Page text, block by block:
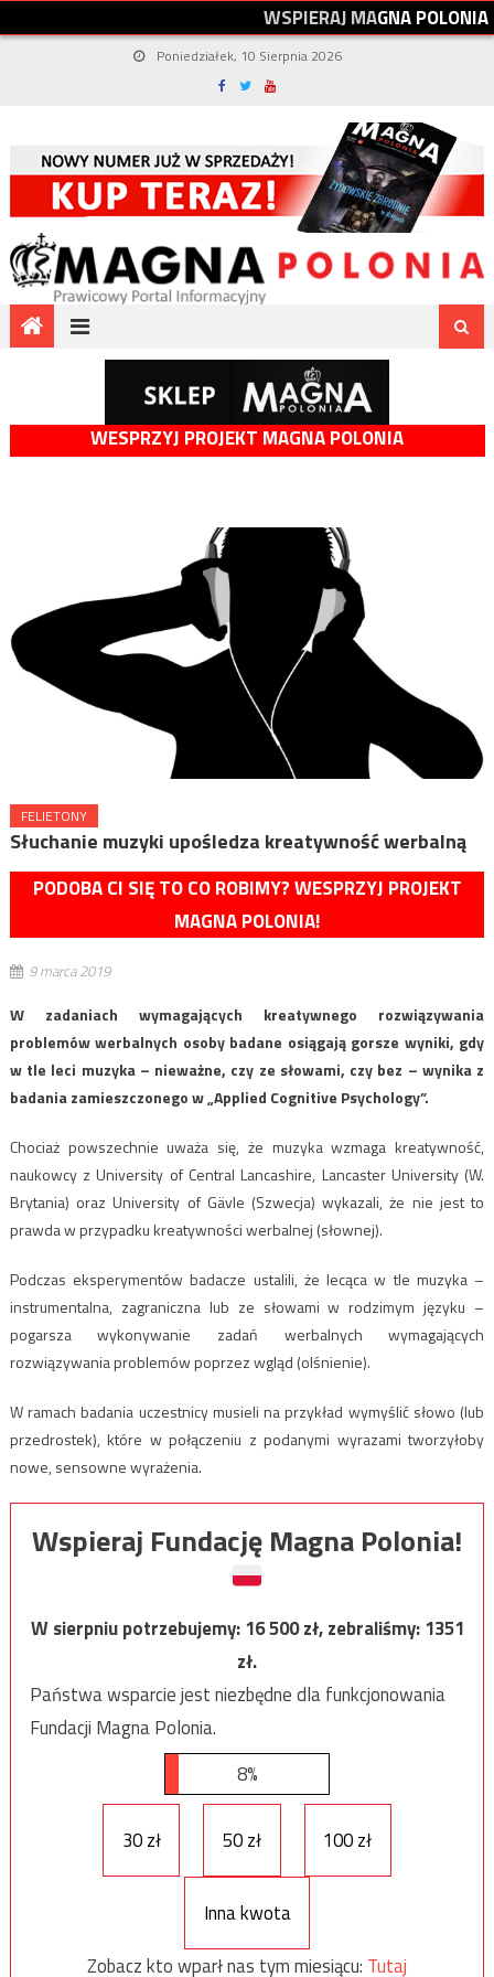
WSPIERAJMAGNAPOLONIA
Poniedziałek, 10 Sierpnia 2026
WESPRZYJ PROJEKT MAGNA POLONIA
FELIETONY
Słuchanie muzyki upośledza kreatywność werbalną
PODOBA CI SIĘ TO CO ROBIMY? WESPRZYJ PROJEKT
MAGNA POLONIA!
9 marca 2019
W zadaniach wymagających kreatywnego rozwiązywania
problemów werbalnych osoby badane osiągają gorsze wyniki, gdy
w tle leci muzyka – nieważne, czy ze słowami, czy bez – wynika z
badania zamieszczonego w „Applied Cognitive Psychology”.
Chociaż powszechnie uważa się, że muzyka wzmaga kreatywność,
naukowcy z University of Central Lancashire, Lancaster University (W.
Brytania) oraz University of Gävle (Szwecja) wykazali, że nie jest to
prawda w przypadku kreatywności werbalnej (słownej).
Podczas eksperymentów badacze ustalili, że lecąca w tle muzyka –
instrumentalna, zagraniczna lub ze słowami w rodzimym języku –
pogarsza wykonywanie zadań werbalnych wymagających
rozwiązywania problemów poprzez wgląd (olśnienie).
W ramach badania uczestnicy musieli na przykład wymyślić słowo (lub
przedrostek), które w połączeniu z podanymi wyrazami tworzyłoby
nowe, sensowne wyrażenia.
Wspieraj Fundację Magna Polonia!
W sierpniu potrzebujemy:16 500zł, zebraliśmy:1351
zł.
Państwa wsparcie jest niezbędne dla funkcjonowania
Fundacji Magna Polonia.
8%
30 zł 50 zł 100 zł
Inna kwota
Zobacz kto wparł nas tym miesiącu: Tutaj